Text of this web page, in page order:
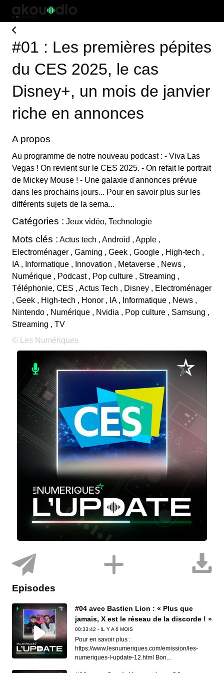
#01 : Les premières pépites
du CES 2025, le cas
Disney+, un mois de janvier
riche en annonces
A propos
Au programme de notre nouveau podcast : - Viva Las
Vegas ! On revient sur le CES 2025. - On refait le portrait
de Mickey Mouse ! - Une galaxie d'annonces prévue
dans les prochains jours... Pour en savoir plus sur les
différents sujets de la sema...
Catégories : Jeux vidéo, Technologie
Mots clés : Actus tech , Android , Apple ,
Electroménager , Gaming , Geek , Google , High-tech ,
IA , Informatique , Innovation , Metaverse , News ,
Numérique , Podcast , Pop culture , Streaming ,
Téléphonie, CES , Actus Tech , Disney , Electroménager
, Geek , High-tech , Honor , IA , Informatique , News ,
Nintendo , Numérique , Nvidia , Pop culture , Samsung ,
Streaming , TV
© Les Numériques
Episodes
#04 avec Bastien Lion : « Plus que
jamais, X est le réseau de la discorde ! »
00:33:42 - IL Y A 6 MOIS
Pour en savoir plus :
https://www.lesnumeriques.com/emission/les-
numeriques-l-update-12.html Bon...